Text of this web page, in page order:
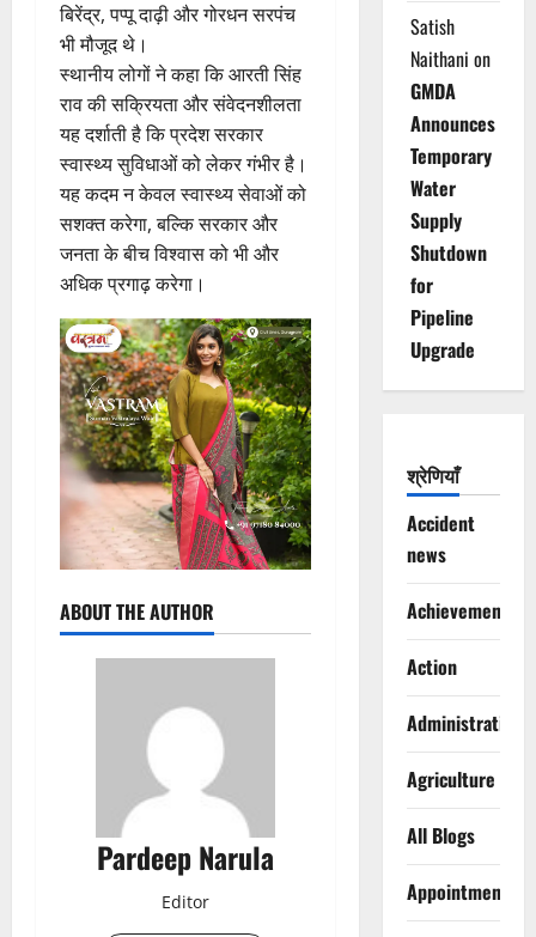
बिरेंद्र, पप्पू दाढ़ी और गोरधन सरपंच
भी मौजूद थे।
स्थानीय लोगों ने कहा कि आरती सिंह
राव की सक्रियता और संवेदनशीलता
यह दर्शाती है कि प्रदेश सरकार
स्वास्थ्य सुविधाओं को लेकर गंभीर है।
यह कदम न केवल स्वास्थ्य सेवाओं को
सशक्त करेगा, बल्कि सरकार और
जनता के बीच विश्वास को भी और
अधिक प्रगाढ़ करेगा।
ABOUT THE AUTHOR
Pardeep Narula
Editor
Satish
Naithani on
GMDA
Announces
Temporary
Water
Supply
Shutdown
for
Pipeline
Upgrade
श्रेणियाँ
Accident
news
Achievements
Action
Administration
Agriculture
All Blogs
Appointments